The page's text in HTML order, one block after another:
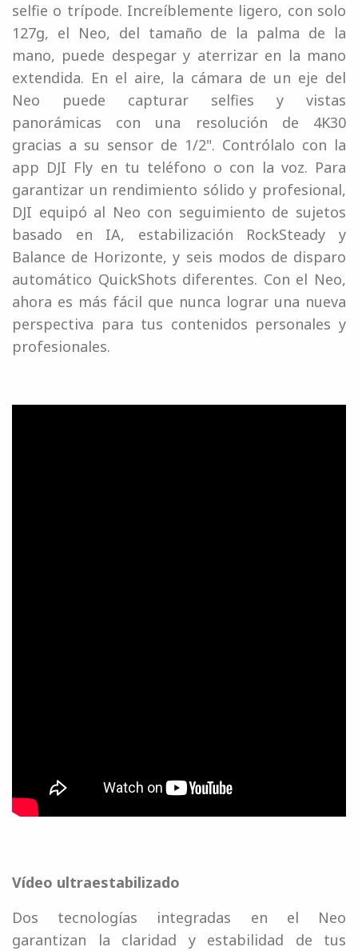
selfie o trípode. Increíblemente ligero, con solo
127g, el Neo, del tamaño de la palma de la
mano, puede despegar y aterrizar en la mano
extendida. En el aire, la cámara de un eje del
Neo puede capturar selfies y vistas
panorámicas con una resolución de 4K30
gracias a su sensor de 1/2". Contrólalo con la
app DJI Fly en tu teléfono o con la voz. Para
garantizar un rendimiento sólido y profesional,
DJI equipó al Neo con seguimiento de sujetos
basado en IA, estabilización RockSteady y
Balance de Horizonte, y seis modos de disparo
automático QuickShots diferentes. Con el Neo,
ahora es más fácil que nunca lograr una nueva
perspectiva para tus contenidos personales y
profesionales.
Vídeo ultraestabilizado
Dos tecnologías integradas en el Neo
garantizan la claridad y estabilidad de tus